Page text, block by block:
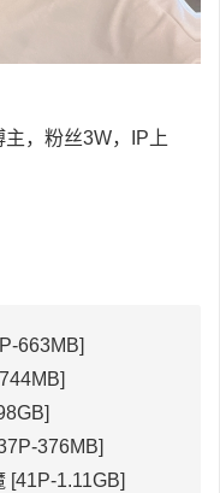
，粉丝3W，IP上
663MB]
376MB]
[41P-1.11GB]